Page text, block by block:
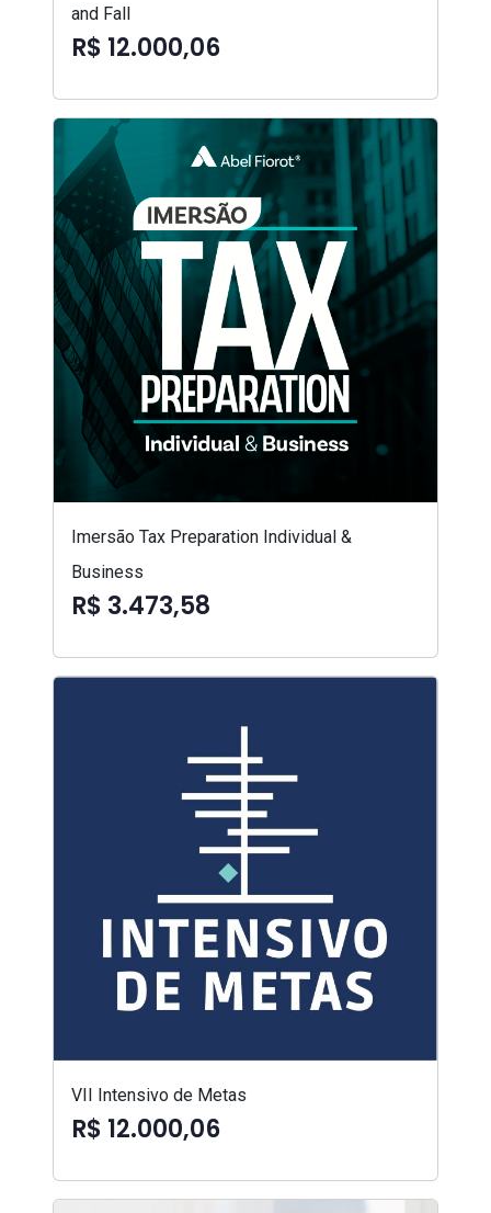
and Fall
R$ 12.000,06
Imersão Tax Preparation Individual &
Business
R$ 3.473,58
VII Intensivo de Metas
R$ 12.000,06